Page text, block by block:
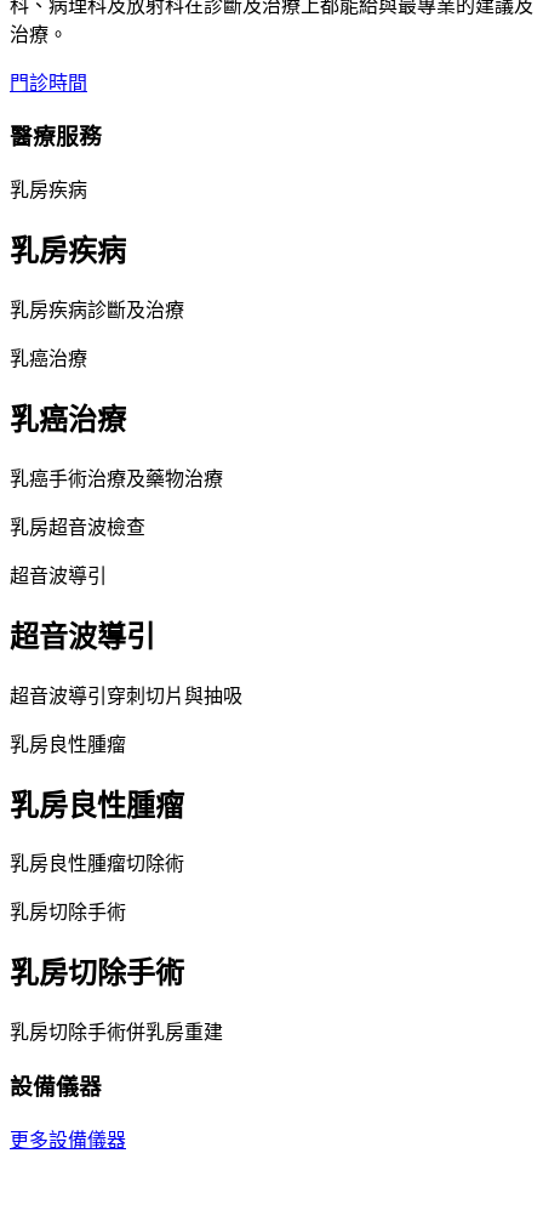
科、病理科及放射科在診斷及治療上都能給與最專業的建議及
治療。
門診時間
醫療服務
乳房疾病
乳房疾病
乳房疾病診斷及治療
乳癌治療
乳癌治療
乳癌手術治療及藥物治療
乳房超音波檢查
超音波導引
超音波導引
超音波導引穿刺切片與抽吸
乳房良性腫瘤
乳房良性腫瘤
乳房良性腫瘤切除術
乳房切除手術
乳房切除手術
乳房切除手術併乳房重建
設備儀器
更多設備儀器